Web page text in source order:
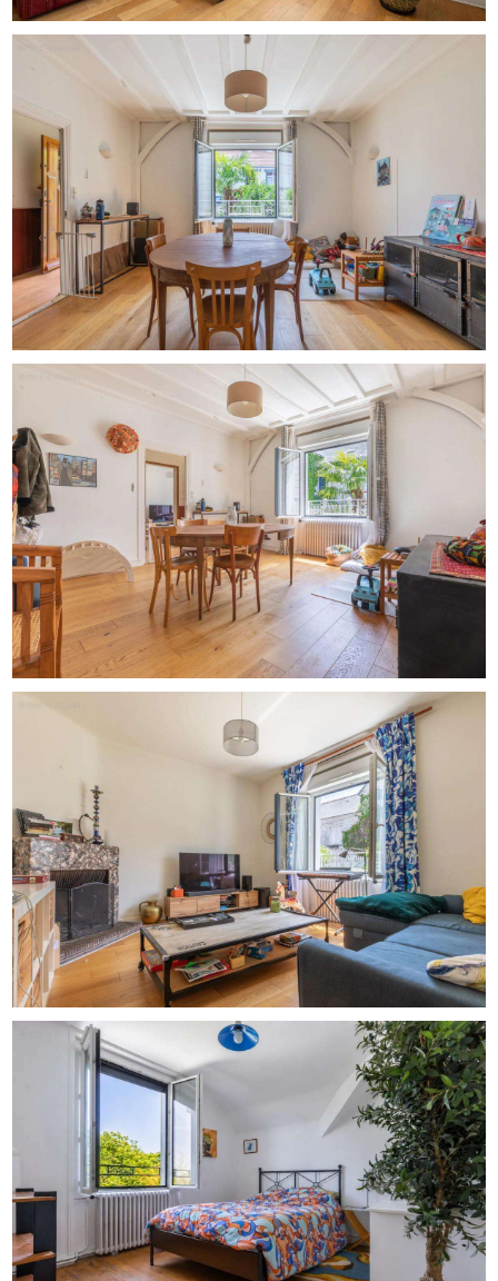
- Distribution de l'eau chaude : chauffage central
Mentions légales :
Les informations présentées dans cette annonce ont été
réunies avec soin par Zefir à partir des éléments
disponibles au moment de sa mise en ligne. Elles sont
fournies à titre indicatif et complètent, sans s'y substituer,
les diagnostics réglementaires ainsi que les vérifications
techniques et administratives habituelles liées à une
acquisition immobilière. Pour toute information officielle
concernant les risques naturels, miniers ou
technologiques, il est recommandé de consulter le
service Géorisques. Zefir accompagne les acquéreurs
tout au long de leur projet avec transparence et rigueur,
et reste disponible pour apporter des précisions sur le
bien ou sur les démarches à entreprendre. Pour toute
question, contactez Zefir au [Coordonnées masquées].